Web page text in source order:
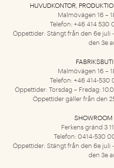
HUVUDKONTOR,
Malmövägen 16 –
Telefon: +46 414 530
Öppettider: Stängt från den 6e juli
den 3e
Malmövägen 16 –
Telefon: +46 414-530
Öppettider: Torsdag – Fredag:
Öppettider gäller från den
Ferkens gränd 3
Telefon: 0414-530
Öppettider: Stängt från den 6e juli
den 3e